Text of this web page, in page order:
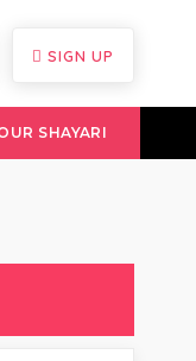
SIGN UP
SHAYARI